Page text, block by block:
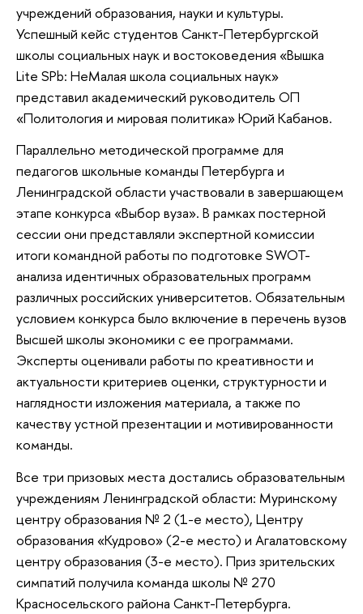
учреждений образования, науки и культуры.
Успешный кейс студентов Санкт-Петербургской
школы социальных наук и востоковедения «Вышка
Lite SPb: НеМалая школа социальных наук»
представил академический руководитель ОП
«Политология и мировая политика» Юрий Кабанов.
Параллельно методической программе для
педагогов школьные команды Петербурга и
Ленинградской области участвовали в завершающем
этапе конкурса «Выбор вуза». В рамках постерной
сессии они представляли экспертной комиссии
итоги командной работы по подготовке SWOT-
анализа идентичных образовательных программ
различных российских университетов. Обязательным
условием конкурса было включение в перечень вузов
Высшей школы экономики с ее программами.
Эксперты оценивали работы по креативности и
актуальности критериев оценки, структурности и
наглядности изложения материала, а также по
качеству устной презентации и мотивированности
команды.
Все три призовых места достались образовательным
учреждениям Ленинградской области: Муринскому
центру образования № 2 (1-е место), Центру
образования «Кудрово» (2-е место) и Агалатовскому
центру образования (3-е место). Приз зрительских
симпатий получила команда школы № 270
Красносельского района Санкт-Петербурга.